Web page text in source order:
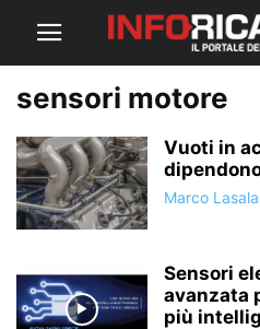
sensori motore
Vuoti in
Marco Lasala
Sensori
avanzata
più